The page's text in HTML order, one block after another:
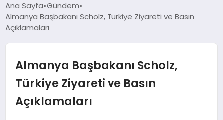
EKONOMI
SAĞLIK
Ana Sayfa Gündem
Almanya Başbakanı Scholz, Türkiye Ziyareti ve Basın
Açıklamaları
Almanya Başbakanı Scholz,
Türkiye Ziyareti ve Basın
Açıklamaları